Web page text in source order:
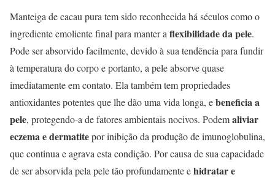
Manteiga de cacau pura tem sido reconhecida há séculos como o
ingrediente emoliente final para manter a flexibilidade da pele.
Pode ser absorvido facilmente, devido à sua tendência para fundir
à temperatura do corpo e portanto, a pele absorve quase
imediatamente em contato. Ela também tem propriedades
antioxidantes potentes que lhe dão uma vida longa, ebeneficia a
pele, protegendo-a de fatores ambientais nocivos. Podemaliviar
eczema e dermatitepor inibição da produção de imunoglobulina,
que continua e agrava esta condição. Por causa de sua capacidade
de ser absorvida pela pele tão profundamente ehidratar e